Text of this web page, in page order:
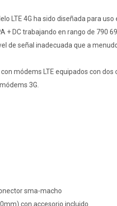
LTE 4G ha sido diseñada para uso
+ DC trabajando en rango de 790
de señal inadecuada que a
módems LTE equipados con
3G.
sma-macho
con accesorio incluido